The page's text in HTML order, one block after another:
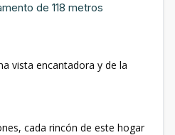
de 118 metros
vista encantadora y de la
cada rincón de este hogar